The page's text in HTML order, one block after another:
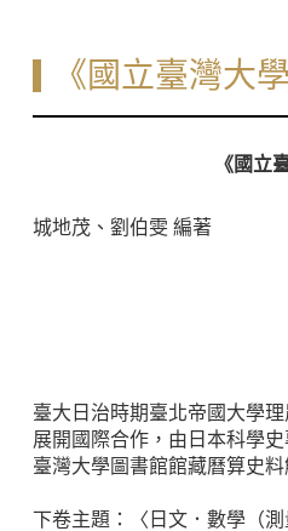
《國立臺灣大
《國立
城地茂、劉伯雯 編著
臺大日治時期臺北帝國大學
展開國際合作，由日本科學
臺灣大學圖書館館藏曆算史
下卷主題：〈日文．數學（